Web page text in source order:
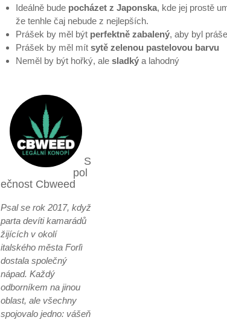
Ideálně bude pocházet z Japonska, kde jej prostě
že tenhle čaj nebude z nejlepších.
Prášek by měl být perfektně zabalený, aby byl
Prášek by měl mít sytě zelenou pastelovou barvu
Neměl by být hořký, ale sladký a lahodný
S
pol
ečnost Cbweed
Psal se rok 2017, když
parta devíti kamarádů
žijících v okolí
italského města Forlì
dostala společný
nápad. Každý
odborníkem na jinou
oblast, ale všechny
spojovalo jedno: vášeň